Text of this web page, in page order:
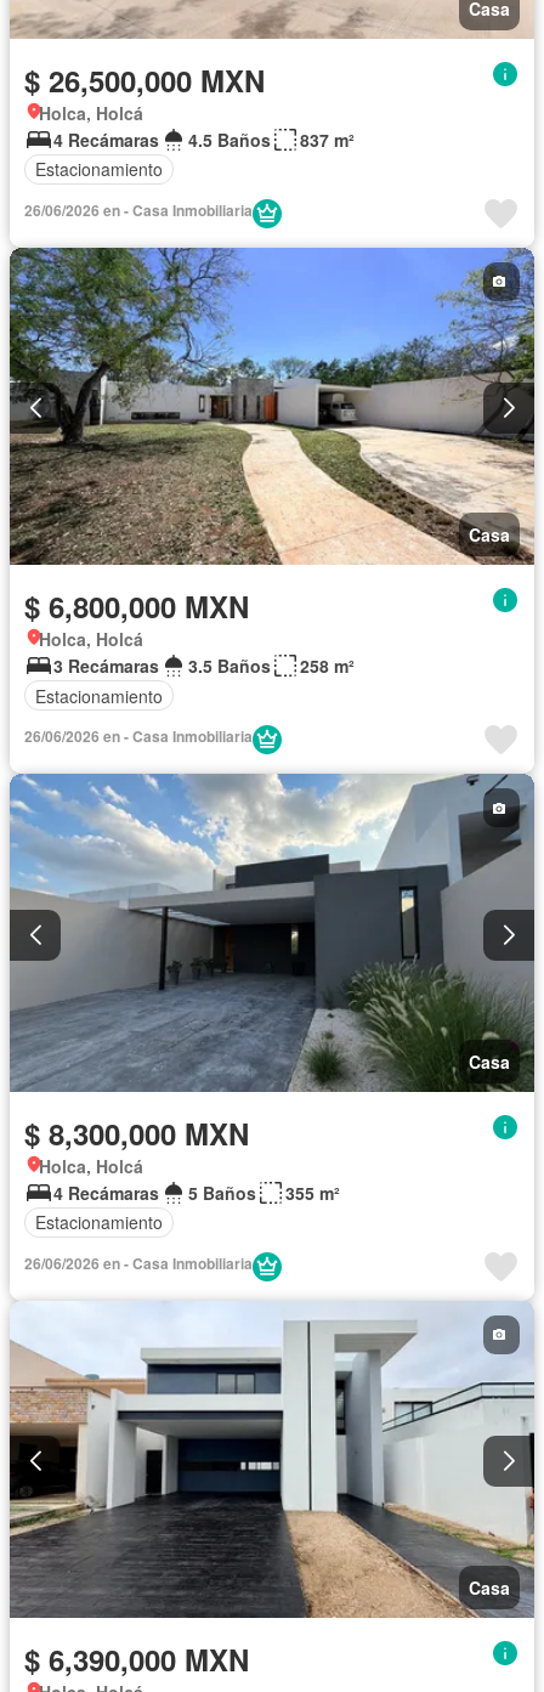
Casa
$ 26,500,000 MXN
Holca, Holcá
4 Recámaras
4.5 Baños
837 m²
Estacionamiento
26/06/2026 en - Casa Inmobiliaria
Casa
$ 6,800,000 MXN
Holca, Holcá
3 Recámaras
3.5 Baños
258 m²
Estacionamiento
26/06/2026 en - Casa Inmobiliaria
Casa
$ 8,300,000 MXN
Holca, Holcá
4 Recámaras
5 Baños
355 m²
Estacionamiento
26/06/2026 en - Casa Inmobiliaria
Casa
$ 6,390,000 MXN